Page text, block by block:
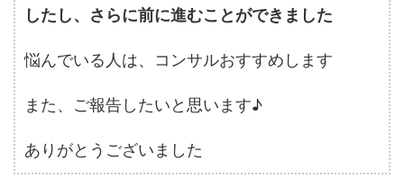
したし、さらに前に進むことができました
悩んでいる人は、コンサルおすすめします
また、ご報告したいと思います♪
ありがとうございました